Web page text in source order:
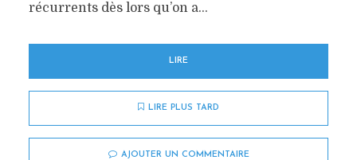
récurrents dès lors qu’on a...
LIRE
LIRE PLUS TARD
AJOUTER UN COMMENTAIRE